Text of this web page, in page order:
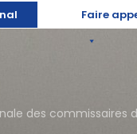
Faire
des commissaires